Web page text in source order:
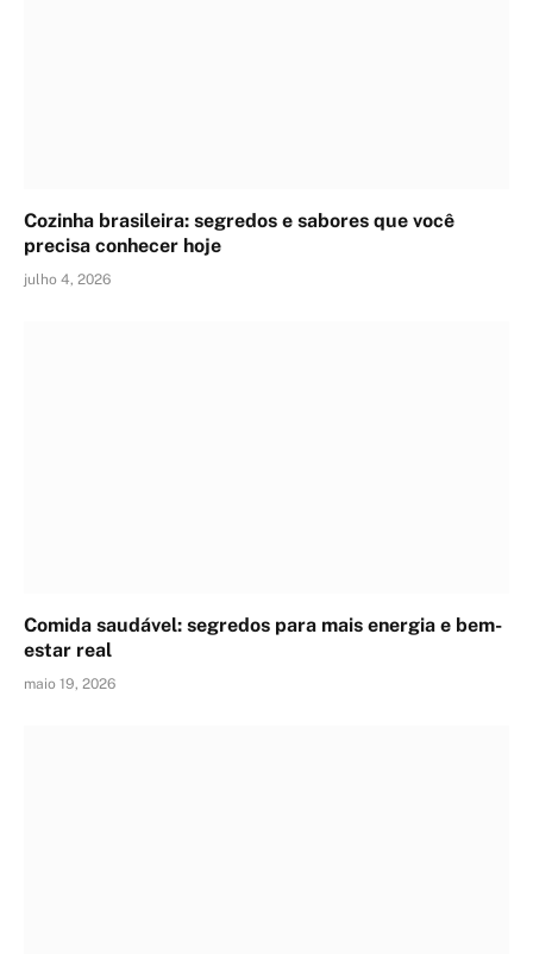
Cozinha brasileira: segredos e sabores que você
precisa conhecer hoje
julho 4, 2026
Comida saudável: segredos para mais energia e bem-
estar real
maio 19, 2026